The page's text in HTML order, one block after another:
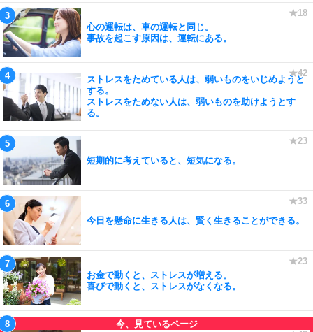
心の運転は、車の運転と同じ。
事故を起こす原因は、運転にある。
ストレスをためている人は、弱いものをいじめようと
する。
ストレスをためない人は、弱いものを助けようとす
る。
短期的に考えていると、短気になる。
今日を懸命に生きる人は、賢く生きることができる。
お金で動くと、ストレスが増える。
喜びで動くと、ストレスがなくなる。